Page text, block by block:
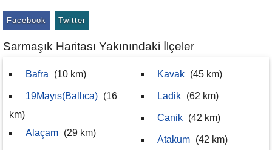
Facebook Twitter
Sarmaşık Haritası Yakınındaki İlçeler
Bafra (10 km)
19Mayıs(Ballıca) (16
km)
Alaçam (29 km)
Kavak (45 km)
Ladik (62 km)
Canik (42 km)
Atakum (42 km)